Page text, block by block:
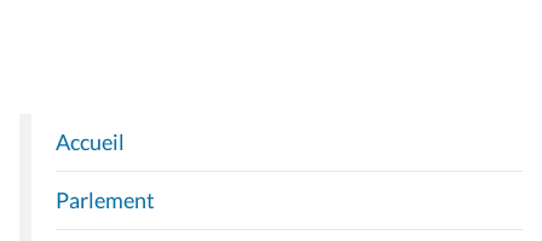
N
A
V
Accueil
Parlement